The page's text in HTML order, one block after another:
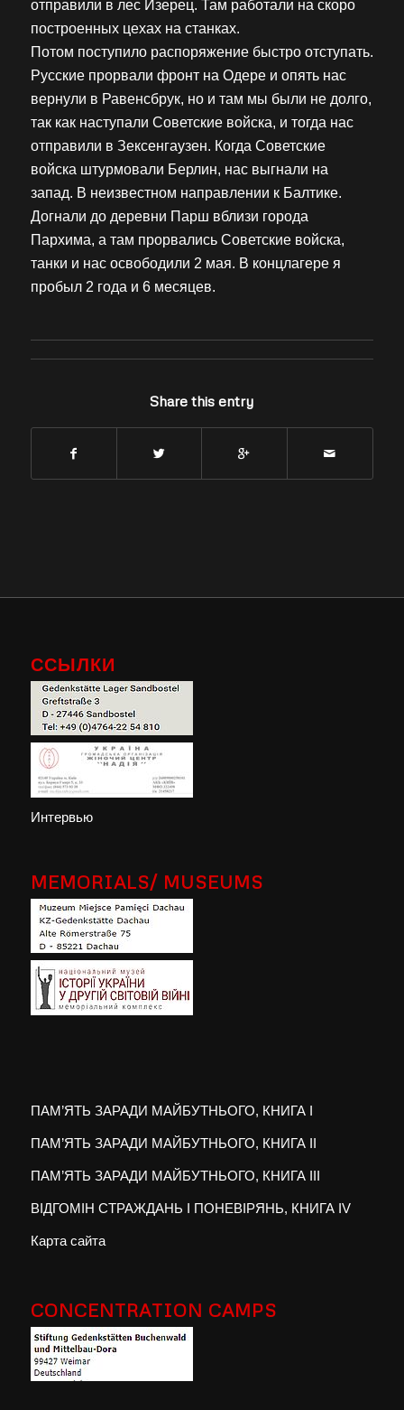
отправили в лес Изерец. Там работали на скоро
построенных цехах на станках.
Потом поступило распоряжение быстро отступать.
Русские прорвали фронт на Одере и опять нас
вернули в Равенсбрук, но и там мы были не долго,
так как наступали Советские войска, и тогда нас
отправили в Зексенгаузен. Когда Советские
войска штурмовали Берлин, нас выгнали на
запад. В неизвестном направлении к Балтике.
Догнали до деревни Парш вблизи города
Пархима, а там прорвались Советские войска,
танки и нас освободили 2 мая. В концлагере я
пробыл 2 года и 6 месяцев.
Share this entry
ССЫЛКИ
Интервью
MEMORIALS/ MUSEUMS
ПАМ’ЯТЬ ЗАРАДИ МАЙБУТНЬОГО, КНИГА I
ПАМ’ЯТЬ ЗАРАДИ МАЙБУТНЬОГО, КНИГА II
ПАМ’ЯТЬ ЗАРАДИ МАЙБУТНЬОГО, КНИГА III
ВІДГОМІН СТРАЖДАНЬ І ПОНЕВІРЯНЬ, КНИГА IV
Карта сайта
CONCENTRATION CAMPS